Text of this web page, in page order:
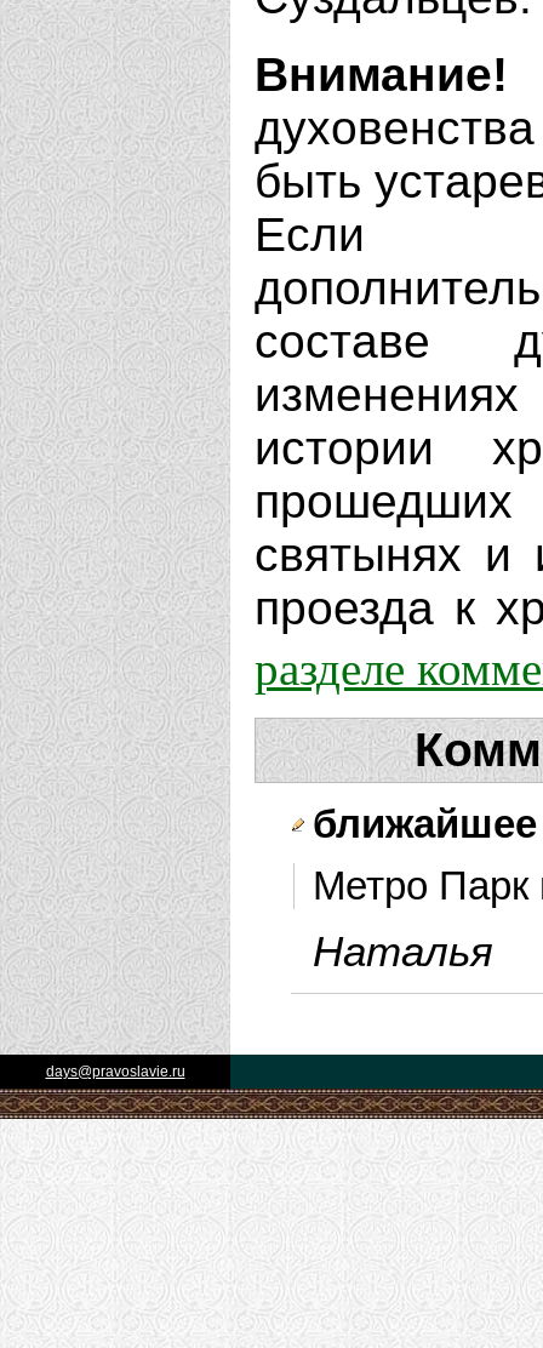
Внимание!
быть
Если
составе
истории
святынях и
проезда к
разделе
Метро Парк
Наталья
days@pravoslavie.ru